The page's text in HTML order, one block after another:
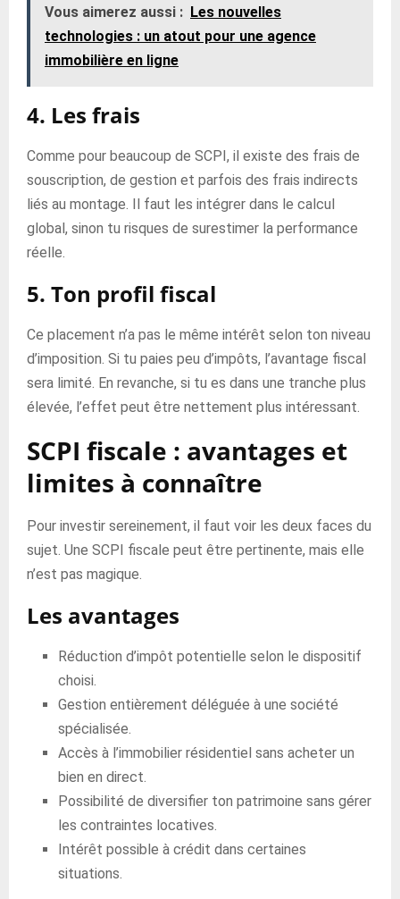
Vous aimerez aussi : Les nouvelles
technologies : un atout pour une agence
immobilière en ligne
4. Les frais
Comme pour beaucoup de SCPI, il existe des frais de
souscription, de gestion et parfois des frais indirects
liés au montage. Il faut les intégrer dans le calcul
global, sinon tu risques de surestimer la performance
réelle.
5. Ton profil fiscal
Ce placement n’a pas le même intérêt selon ton niveau
d’imposition. Si tu paies peu d’impôts, l’avantage fiscal
sera limité. En revanche, si tu es dans une tranche plus
élevée, l’effet peut être nettement plus intéressant.
SCPI fiscale : avantages et
limites à connaître
Pour investir sereinement, il faut voir les deux faces du
sujet. Une SCPI fiscale peut être pertinente, mais elle
n’est pas magique.
Les avantages
Réduction d’impôt potentielle selon le dispositif
choisi.
Gestion entièrement déléguée à une société
spécialisée.
Accès à l’immobilier résidentiel sans acheter un
bien en direct.
Possibilité de diversifier ton patrimoine sans gérer
les contraintes locatives.
Intérêt possible à crédit dans certaines
situations.